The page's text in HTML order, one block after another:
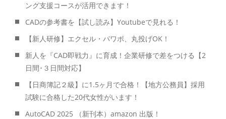
ング支援コースが活用できます！
CADの参考書を【試し読み】Youtubeで見れる！
【新人研修】エクセル・パワポ、丸投げOK！
新人を『CAD即戦力』に育成！企業研修で差をつける【2
日間･３日間対応】
【日商簿記２級】に1.5ヶ月で合格！【地方公務員】採用
試験に合格した20代女性がいます！
AutoCAD 2025 （新刊本）amazon 出版！